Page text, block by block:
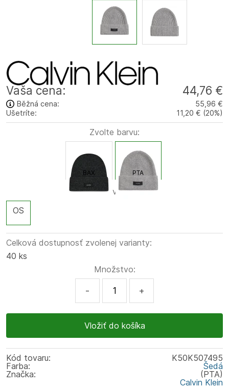
Vaša cena: 44,76 €
Běžná cena:
55,96 €
Ušetríte:
11,20 € (20%)
Zvolte barvu:
BAX PTA
Zvolte velikost:
OS
Celková dostupnosť zvolenej varianty:
40 ks
Množstvo:
- +
Kód tovaru:
K50K507495
Farba:
Šedá
(PTA)
Značka:
Calvin Klein